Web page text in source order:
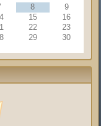
8
9
15
16
22
23
29
30